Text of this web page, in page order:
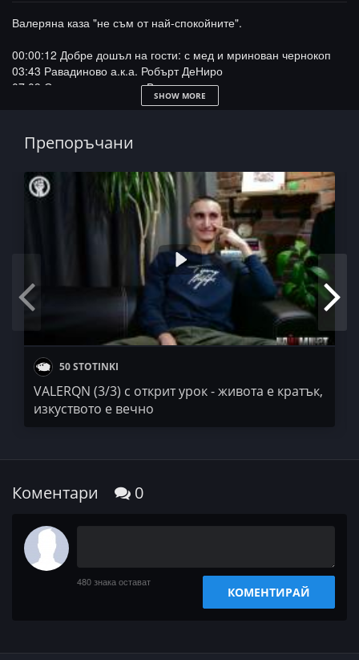
Валеряна каза "не съм от най-спокойните".
00:00:12 Добре дошъл на гости: с мед и мринован чернокоп
03:43 Равадиново а.к.а. Робърт ДеНиро
07:09 Студенстско ми е - Валерян
09:13 Археология и луди случки в странство
СТЗ
- борба с дневника, отворен класен, Ангел и Калина, Генчо и
Всички ЙО-линкове към FB страници и 2 затворени групи, IG
профили, музикални и видео платформи са тук:
https://linktr.ee/yomruk
https://bit.ly/3r3MZtg
ЙоМРУК Мърч -
https://bit.ly/2NptUu6
#VALERQN #ЙОМРУК #БГРАП #ЙО6 #ДАСКАЛАМАНЯКА
SHOW MORE
Препоръчани
50 STOTINKI
VALERQN (3/3) с открит урок - живота е кратък,
изкуството е вечно
Коментари 0
480 знака остават
КОМЕНТИРАЙ